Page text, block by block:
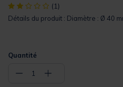
[object Object] out of 5 Customer
(1)
Détails du produit : Diamètre : Ø 40
Quantité
− 1 +